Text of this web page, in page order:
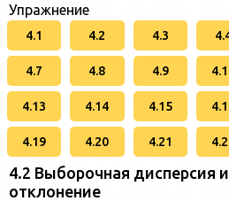
Упражнение
4.1 4.2 4.3
4.7 4.8 4.9
4.13 4.14 4.15
4.19 4.20 4.21
4.2 Выборочная дисперсия
отклонение